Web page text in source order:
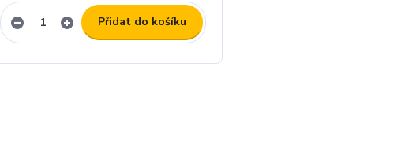
Přidat do košíku